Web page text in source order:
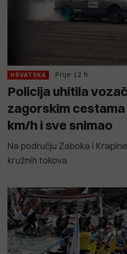
HRVATSKA Prije 12 h
Policija uhitila
zagorskim
km/h i sve snimao
Na području Zaboka i
kružnih tokova